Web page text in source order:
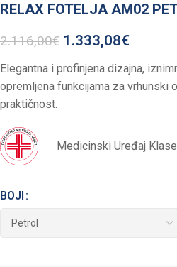
RELAX FOTELJA AM02
2.116,00€ 1.333,08€
Elegantna i profinjena dizajna,
opremljena funkcijama za vrhunski
praktičnost.
Medicinski Uređaj
BOJI